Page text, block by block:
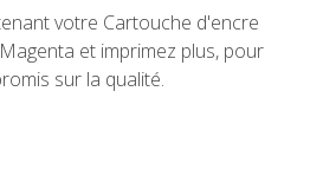
votre Cartouche d'encre
et imprimez plus, pour
sur la qualité.